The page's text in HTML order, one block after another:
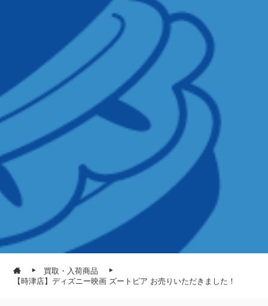
買取・入荷商品
【時津店】ディズニー映画 ズートピア お売りいただきました！